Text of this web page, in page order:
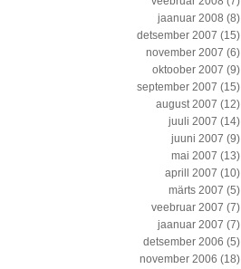
jaanuar 2008 (8)
detsember 2007 (15)
november 2007 (6)
oktoober 2007 (9)
september 2007 (15)
august 2007 (12)
juuli 2007 (14)
juuni 2007 (9)
mai 2007 (13)
aprill 2007 (10)
märts 2007 (5)
veebruar 2007 (7)
jaanuar 2007 (7)
detsember 2006 (5)
november 2006 (18)